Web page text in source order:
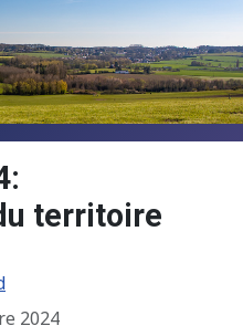
territoire
2024